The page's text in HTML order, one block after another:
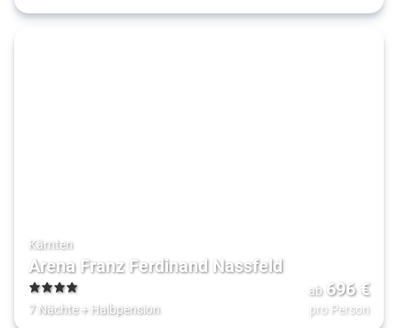
Kärnten
Arena Franz Ferdinand Nassfeld
4
7 Nächte+ Halbpension
ab 696€
pro Person